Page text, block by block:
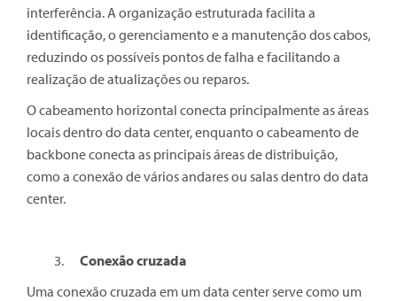
interferência. A organização estruturada facilita a
identificação, o gerenciamento e a manutenção dos cabos,
reduzindo os possíveis pontos de falha e facilitando a
realização de atualizações ou reparos.
O cabeamento horizontal conecta principalmente as áreas
locais dentro do data center, enquanto o cabeamento de
backbone conecta as principais áreas de distribuição,
como a conexão de vários andares ou salas dentro do data
center.
Conexão cruzada
Uma conexão cruzada em um data center serve como um